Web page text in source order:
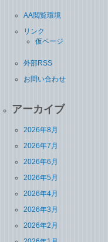
AA閲覧環境
リンク
仮ページ
外部RSS
お問い合わせ
アーカイブ
2026年8月
2026年7月
2026年6月
2026年5月
2026年4月
2026年3月
2026年2月